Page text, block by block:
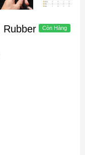
Rubber